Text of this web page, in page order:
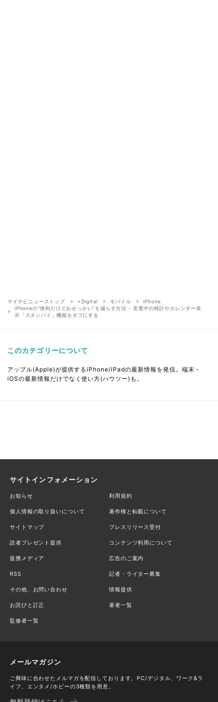
マイナビニューストップ +Digital モバイル
iPhone
iPhoneの”便利だけどおせっかい”を減らす方法 - 充電中の時計やカレンダー表
示「スタンバイ」機能をオフにする
このカテゴリーについて
アップル(Apple)が提供するiPhone/iPadの最新情報を発信。端末・
iOSの最新情報だけでなく使い方(ハウツー)も。
サイトインフォメーション
お知らせ 利用規約
個人情報の取り扱いについて 著作権と転載について
サイトマップ プレスリリース受付
読者プレゼント提供 コンテンツ利用について
提携メディア 広告のご案内
RSS 記者・ライター募集
その他、お問い合わせ 情報提供
お詫びと訂正 著者一覧
監修者一覧
メールマガジン
ご興味に合わせたメルマガを配信しております。PC/デジタル、ワーク&ラ
イフ、エンタメ/ホビーの3種類を用意。